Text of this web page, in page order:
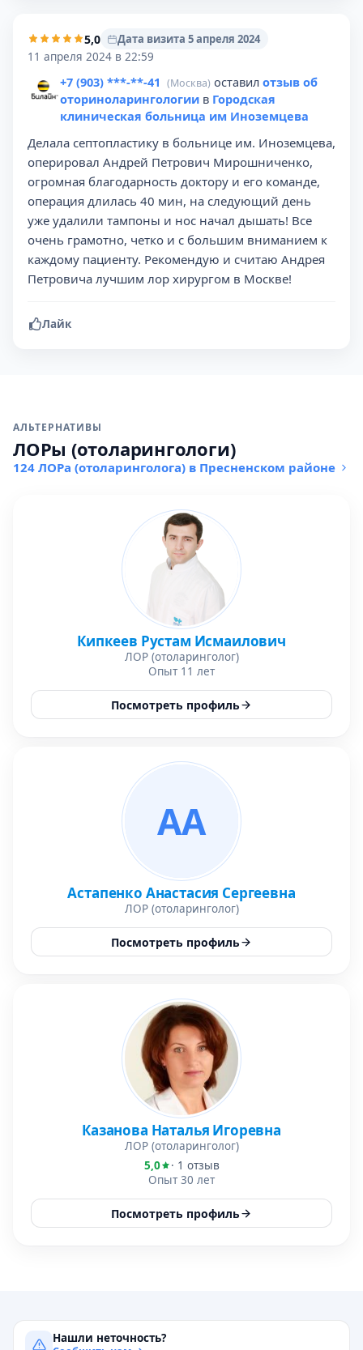
5,0
Дата визита 5 апреля 2024
11 апреля 2024 в 22:59
+7 (903) ***-**-41 (Москва) оставил отзыв об
оториноларингологии в Городская
клиническая больница им Иноземцева
Делала септопластику в больнице им. Иноземцева,
оперировал Андрей Петрович Мирошниченко,
огромная благодарность доктору и его команде,
операция длилась 40 мин, на следующий день
уже удалили тампоны и нос начал дышать! Все
очень грамотно, четко и с большим вниманием к
каждому пациенту. Рекомендую и считаю Андрея
Петровича лучшим лор хирургом в Москве!
Лайк
АЛЬТЕРНАТИВЫ
ЛОРы (отоларингологи)
124 ЛОРа (отоларинголога) в Пресненском районе
Кипкеев Рустам Исмаилович
ЛОР (отоларинголог)
Опыт 11 лет
Посмотреть профиль
АА
Астапенко Анастасия Сергеевна
ЛОР (отоларинголог)
Посмотреть профиль
Казанова Наталья Игоревна
ЛОР (отоларинголог)
5,0
· 1 отзыв
Опыт 30 лет
Посмотреть профиль
Нашли неточность?